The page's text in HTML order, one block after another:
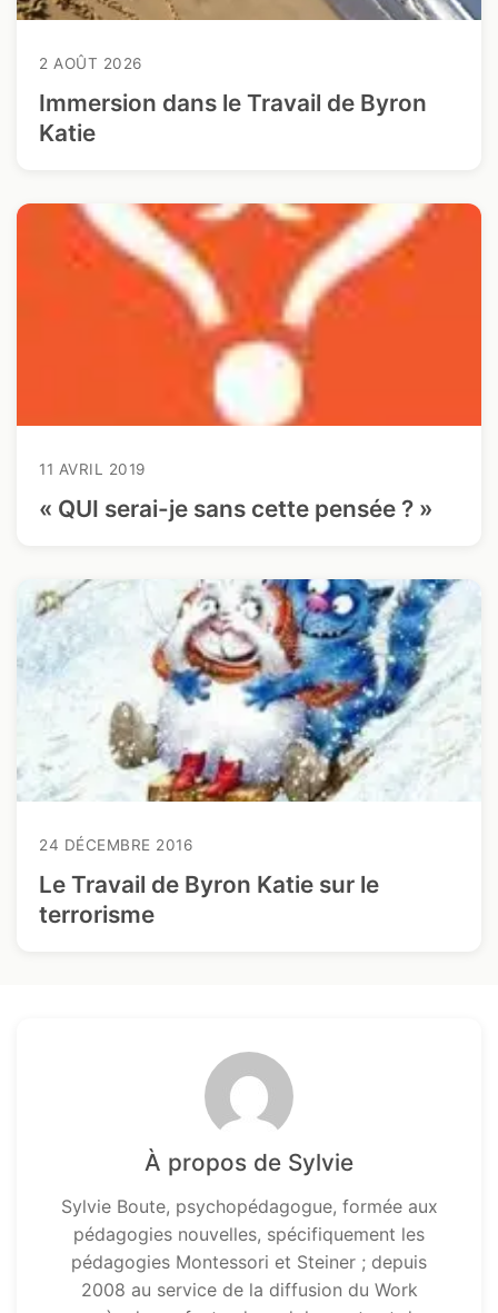
2 AOÛT 2026
Immersion dans le Travail de Byron
Katie
11 AVRIL 2019
« QUI serai-je sans cette pensée ? »
24 DÉCEMBRE 2016
Le Travail de Byron Katie sur le
terrorisme
À propos de Sylvie
Sylvie Boute, psychopédagogue, formée aux
pédagogies nouvelles, spécifiquement les
pédagogies Montessori et Steiner ; depuis
2008 au service de la diffusion du Work